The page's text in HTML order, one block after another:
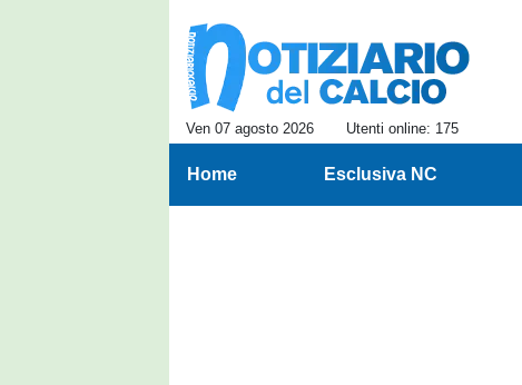
Ven 07 agosto 2026 Utenti online: 175
Home Esclusiva NC